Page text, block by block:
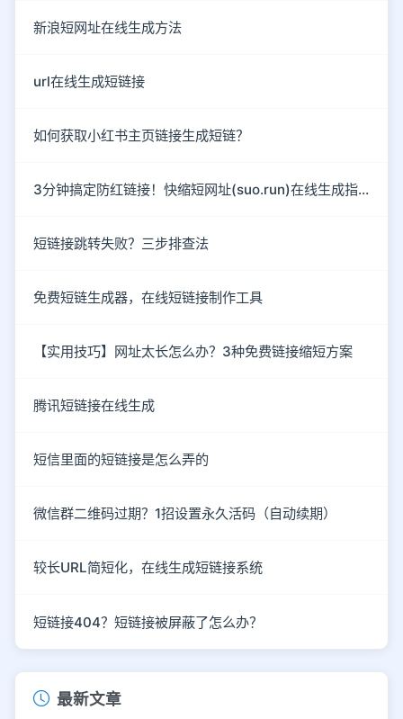
新浪短网址在线生成方法
url在线生成短链接
如何获取小红书主页链接生成短链？
3分钟搞定防红链接！快缩短网址(suo.run)在线生成指南
短链接跳转失败？三步排查法
免费短链生成器，在线短链接制作工具
【实用技巧】网址太长怎么办？3种免费链接缩短方案
腾讯短链接在线生成
短信里面的短链接是怎么弄的
微信群二维码过期？1招设置永久活码（自动续期）
较长URL简短化，在线生成短链接系统
短链接404？短链接被屏蔽了怎么办？
最新文章